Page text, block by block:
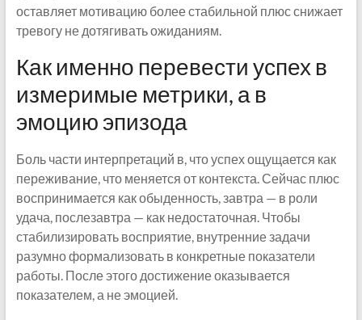
оставляет мотивацию более стабильной плюс снижает
тревогу не дотягивать ожиданиям.
Как именно перевести успех в
измеримые метрики, а в
эмоцию эпизода
Боль части интерпретаций в, что успех ощущается как
переживание, что меняется от контекста. Сейчас плюс
воспринимается как обыденность, завтра — в роли
удача, послезавтра — как недостаточная. Чтобы
стабилизировать восприятие, внутренние задачи
разумно формализовать в конкретные показатели
работы. После этого достижение оказывается
показателем, а не эмоцией.